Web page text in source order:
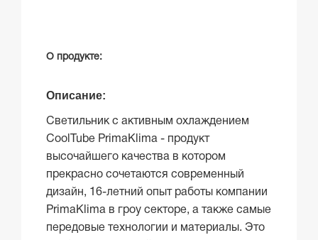
О продукте:
Описание:
Светильник с активным охлаждением
CoolTube PrimaKlima - продукт
высочайшего качества в котором
прекрасно сочетаются современный
дизайн, 16-летний опыт работы компании
PrimaKlima в гроу секторе, а также самые
передовые технологии и материалы. Это